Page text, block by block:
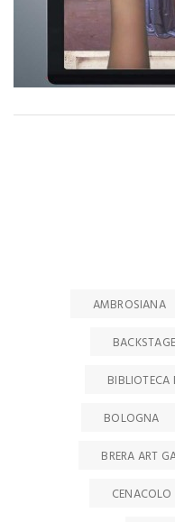
AMBROSIANA
BACKSTAGE
BIBLIOTECA
BOLOGNA
BRERA ART
CENACOLO